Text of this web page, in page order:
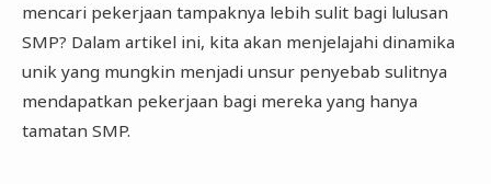
mencari pekerjaan tampaknya lebih sulit bagi lulusan
SMP? Dalam artikel ini, kita akan menjelajahi dinamika
unik yang mungkin menjadi unsur penyebab sulitnya
mendapatkan pekerjaan bagi mereka yang hanya
tamatan SMP.